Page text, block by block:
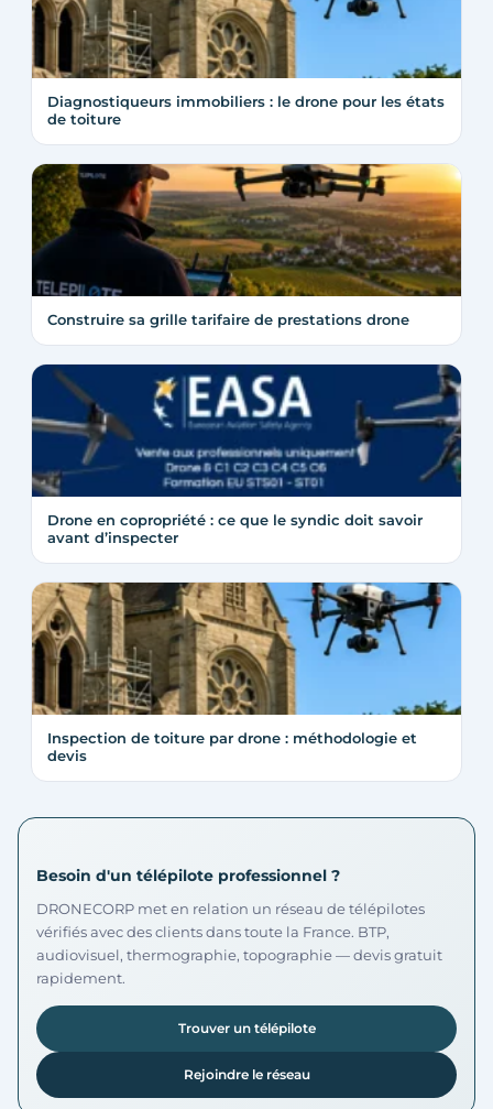
Diagnostiqueurs immobiliers : le drone pour les états
de toiture
Construire sa grille tarifaire de prestations drone
Drone en copropriété : ce que le syndic doit savoir
avant d’inspecter
Inspection de toiture par drone : méthodologie et
devis
Besoin d'un télépilote professionnel ?
DRONECORP met en relation un réseau de télépilotes
vérifiés avec des clients dans toute la France. BTP,
audiovisuel, thermographie, topographie — devis gratuit
rapidement.
Trouver un télépilote
Rejoindre le réseau